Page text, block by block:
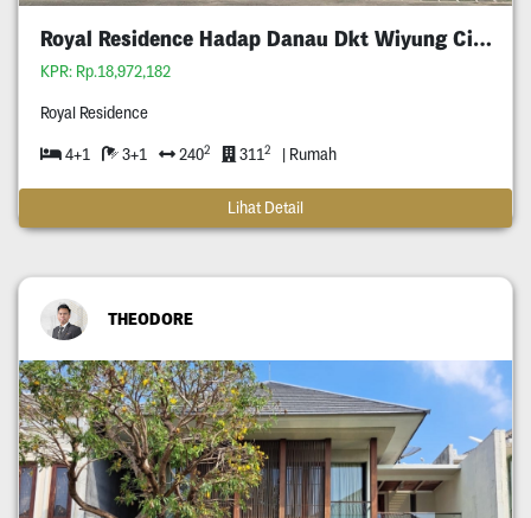
Royal Residence Hadap Danau Dkt Wiyung Citraland
KPR: Rp.18,972,182
Royal Residence
4+1 3+1 2402 3112 | Rumah
Lihat Detail
THEODORE